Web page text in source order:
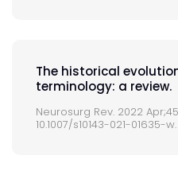
The historical
terminology: a review.
Neurosurg Rev. 2022
10.1007/s10143-021-01635-